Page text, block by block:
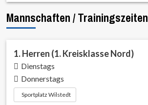
Mannschaften / Trainingszeiten
1. Herren (1. Kreisklasse Nord)
Dienstags
Donnerstags
Sportplatz Wilstedt